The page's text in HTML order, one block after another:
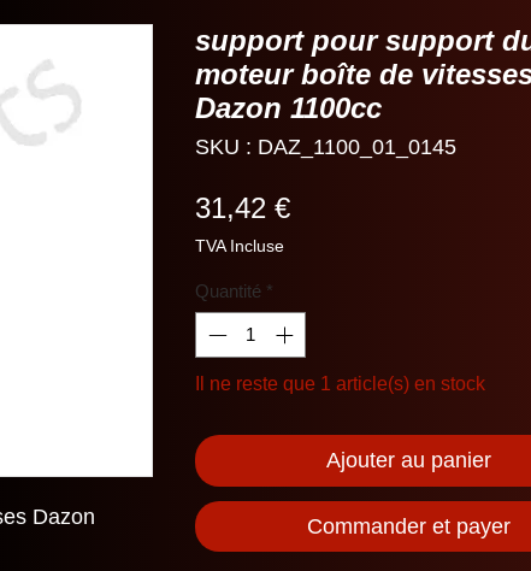
Dazon
support pour support
moteur boîte de
Dazon 1100cc
SKU : DAZ_1100_01_0145
31,42 €Prix
TVA Incluse
Quantité *
Il ne reste que 1 article(s) en stock
Ajouter au panier
Commander et payer